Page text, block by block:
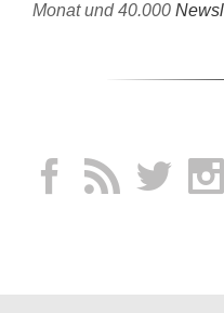
Monat und 40.000